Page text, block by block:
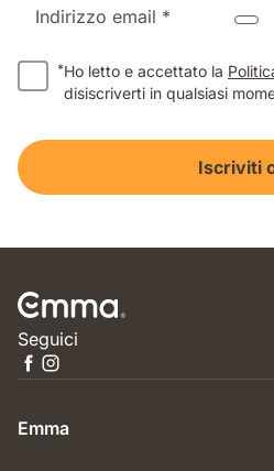
Indirizzo email *
*Ho letto e accettato la
disiscriverti in qualsiasi
Iscriviti
Seguici
Emma